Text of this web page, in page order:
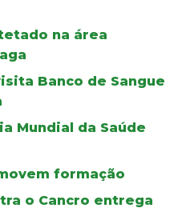
na área
Banco de Sangue
Mundial da Saúde
formação
o Cancro entrega